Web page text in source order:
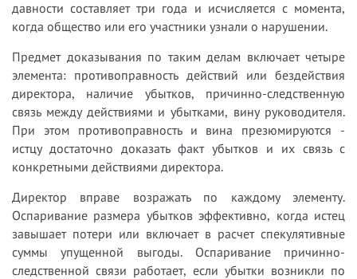
давности составляет три года и исчисляется с момента,
когда общество или его участники узнали о нарушении.
Предмет доказывания по таким делам включает четыре
элемента: противоправность действий или бездействия
директора, наличие убытков, причинно-следственную
связь между действиями и убытками, вину руководителя.
При этом противоправность и вина презюмируются -
истцу достаточно доказать факт убытков и их связь с
конкретными действиями директора.
Директор вправе возражать по каждому элементу.
Оспаривание размера убытков эффективно, когда истец
завышает потери или включает в расчет спекулятивные
суммы упущенной выгоды. Оспаривание причинно-
следственной связи работает, если убытки возникли по